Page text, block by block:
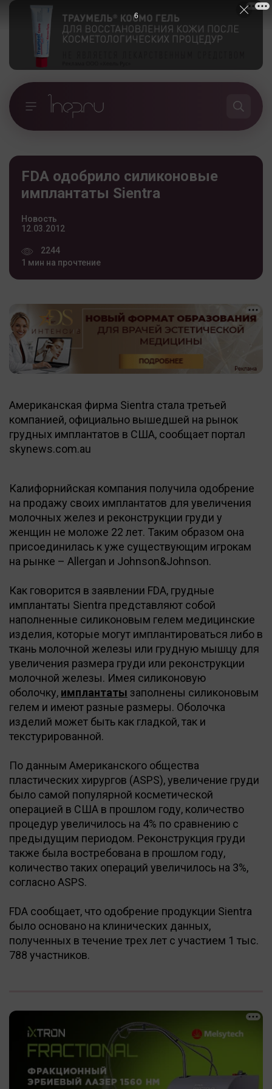
FDA одобрило силиконовые
имплантаты Sientra
Новость
12.03.2012
2244
1 мин на прочтение
Американская фирма Sientra стала третьей
компанией, официально вышедшей на рынок
грудных имплантатов в США, сообщает портал
skynews.com.au
Калифорнийская компания получила одобрение
на продажу своих имплантатов для увеличения
молочных желез и реконструкции груди у
женщин не моложе 22 лет. Таким образом она
присоединилась к уже существующим игрокам
на рынке – Allergan и Johnson&Johnson.
Как говорится в заявлении FDA, грудные
имплантаты Sientra представляют собой
наполненные силиконовым гелем медицинские
изделия, которые могут имплантироваться либо в
ткань молочной железы или грудную мышцу для
увеличения размера груди или реконструкции
молочной железы. Имея силиконовую
оболочку, имплантаты заполнены силиконовым
гелем и имеют разные размеры. Оболочка
изделий может быть как гладкой, так и
текстурированной.
По данным Американского общества
пластических хирургов (ASPS), увеличение груди
было самой популярной косметической
операцией в США в прошлом году, количество
процедур увеличилось на 4% по сравнению с
предыдущим периодом. Реконструкция груди
также была востребована в прошлом году,
количество таких операций увеличилось на 3%,
согласно ASPS.
FDA сообщает, что одобрение продукции Sientra
было основано на клинических данных,
полученных в течение трех лет с участием 1 тыс.
788 участников.
5